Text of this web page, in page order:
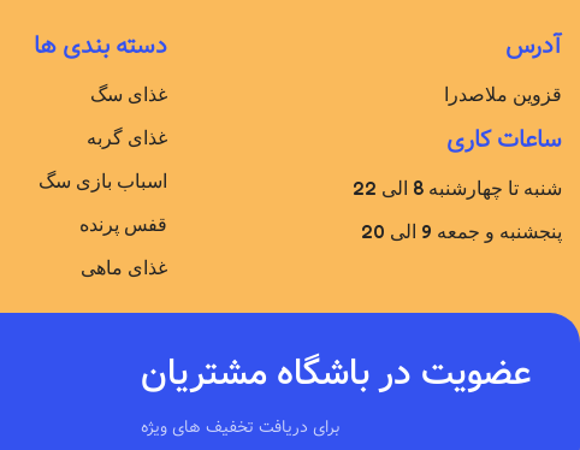
آدرس
قزوین ملاصدرا
ساعات کاری
شنبه تا چهارشنبه 8 الی 22
پنجشنبه و جمعه 9 الی 20
دسته بندی ها
غذای سگ
غذای گربه
اسباب بازی سگ
قفس پرنده
غذای ماهی
عضویت در باشگاه مشتریان
برای دریافت تخفیف های ویژه